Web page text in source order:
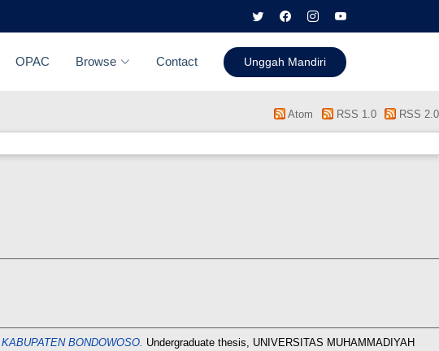
OPAC Browse Contact Unggah Mandiri
Atom RSS 1.0 RSS 2.0
BONDOWOSO. Undergraduate thesis, UNIVERSITAS MUHAMMADIYAH